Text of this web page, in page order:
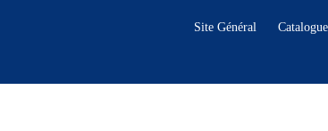
Site Général